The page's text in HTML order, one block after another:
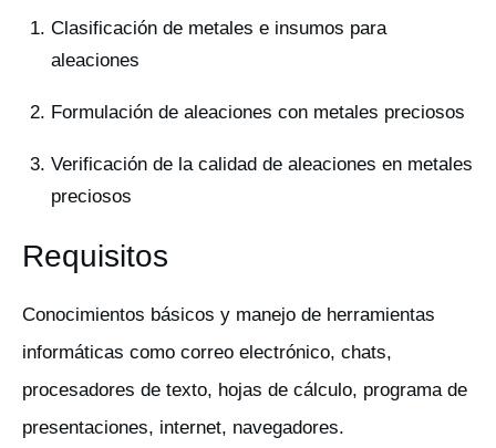
Clasificación de metales e insumos para
aleaciones
Formulación de aleaciones con metales preciosos
Verificación de la calidad de aleaciones en metales
preciosos
Requisitos
Conocimientos básicos y manejo de herramientas
informáticas como correo electrónico, chats,
procesadores de texto, hojas de cálculo, programa de
presentaciones, internet, navegadores.